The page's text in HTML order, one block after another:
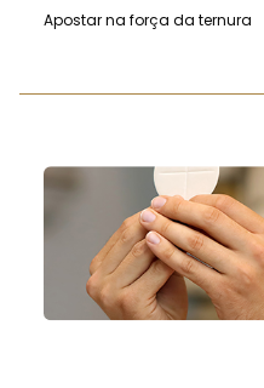
Apostar na força da ternura